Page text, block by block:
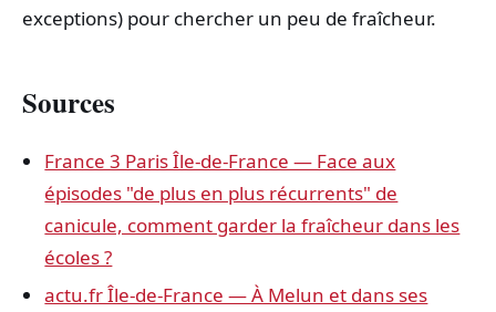
exceptions) pour chercher un peu de fraîcheur.
Sources
France 3 Paris Île-de-France — Face aux
épisodes "de plus en plus récurrents" de
canicule, comment garder la fraîcheur dans les
écoles ?
actu.fr Île-de-France — À Melun et dans ses